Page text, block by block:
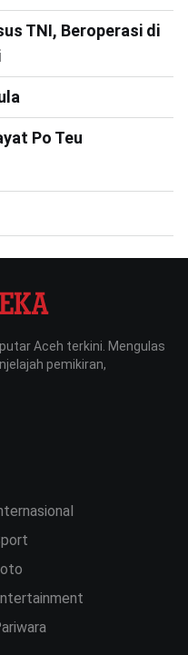
TNI, Beroperasi di
Po Teu
Aceh terkini. Mengulas
pemikiran,